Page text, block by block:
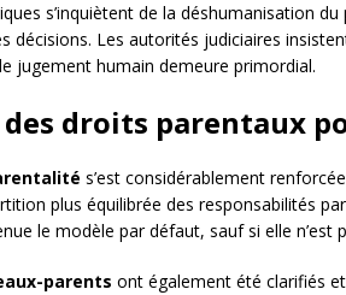
s’inquiètent de la déshumanisation
décisions. Les autorités judiciaires
jugement humain demeure primordial.
droits parentaux
s’est considérablement
plus équilibrée des responsabilités
le modèle par défaut, sauf si elle n’est
parents ont également été clarifiés